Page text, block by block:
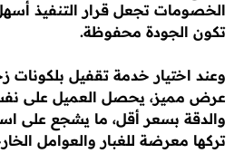
الخصومات تجعل قرار التنفيذ
تكون الجودة محفوظة.
وعند اختيار خدمة تقفيل
عرض مميز، يحصل العميل على
والدقة بسعر أقل، ما يشجع على
تركها معرضة للغبار والعوامل